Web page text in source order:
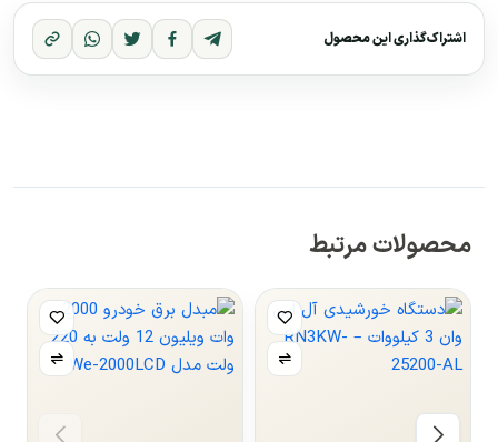
اشتراک‌گذاری این محصول
محصولات مرتبط